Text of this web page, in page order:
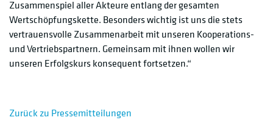
Zusammenspiel aller Akteure entlang der gesamten
Wertschöpfungskette. Besonders wichtig ist uns die stets
vertrauensvolle Zusammenarbeit mit unseren Kooperations-
und Vertriebspartnern. Gemeinsam mit ihnen wollen wir
unseren Erfolgskurs konsequent fortsetzen.“
Zurück zu Pressemitteilungen